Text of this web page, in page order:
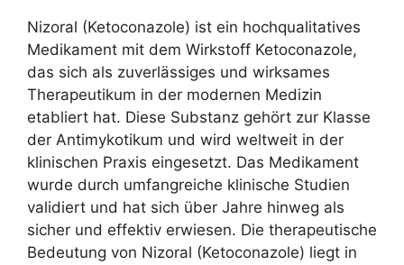
Nizoral (Ketoconazole) ist ein hochqualitatives
Medikament mit dem Wirkstoff Ketoconazole,
das sich als zuverlässiges und wirksames
Therapeutikum in der modernen Medizin
etabliert hat. Diese Substanz gehört zur Klasse
der Antimykotikum und wird weltweit in der
klinischen Praxis eingesetzt. Das Medikament
wurde durch umfangreiche klinische Studien
validiert und hat sich über Jahre hinweg als
sicher und effektiv erwiesen. Die therapeutische
Bedeutung von Nizoral (Ketoconazole) liegt in